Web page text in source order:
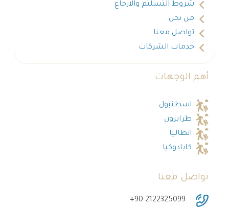
شروط التسليم والارجاع
من نحن
تواصل معنا
خدمات الشركات
أهم الوجهات
اسطنبول
طرابزون
انطاليا
كابادوكيا
تواصل معنا
‎+90 2122325099